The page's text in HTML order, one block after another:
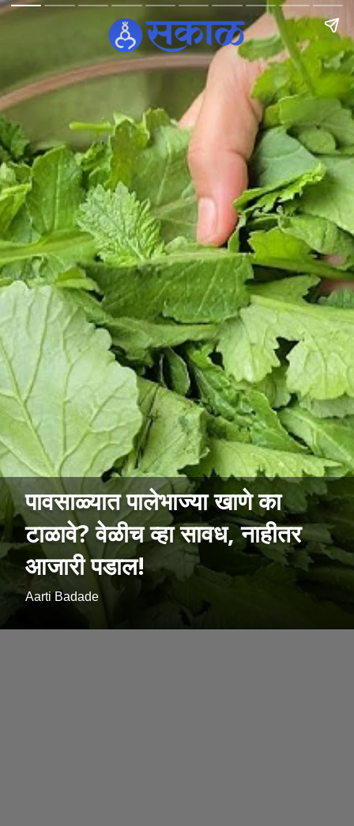
पावसाळ्यात पालेभाज्या खाणे का
टाळावे? वेळीच व्हा सावध, नाहीतर
आजारी पडाल!
Aarti Badade